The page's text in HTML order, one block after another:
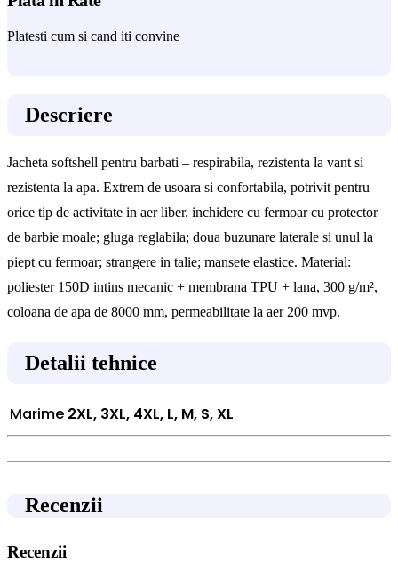
Platesti cum si cand iti convine
Descriere
Jacheta softshell pentru barbati – respirabila, rezistenta la vant si
rezistenta la apa. Extrem de usoara si confortabila, potrivit pentru
orice tip de activitate in aer liber. inchidere cu fermoar cu protector
de barbie moale; gluga reglabila; doua buzunare laterale si unul la
piept cu fermoar; strangere in talie; mansete elastice. Material:
poliester 150D intins mecanic + membrana TPU + lana, 300 g/m²,
coloana de apa de 8000 mm, permeabilitate la aer 200 mvp.
Detalii tehnice
Marime 2XL, 3XL, 4XL, L, M, S, XL
Recenzii
Recenzii